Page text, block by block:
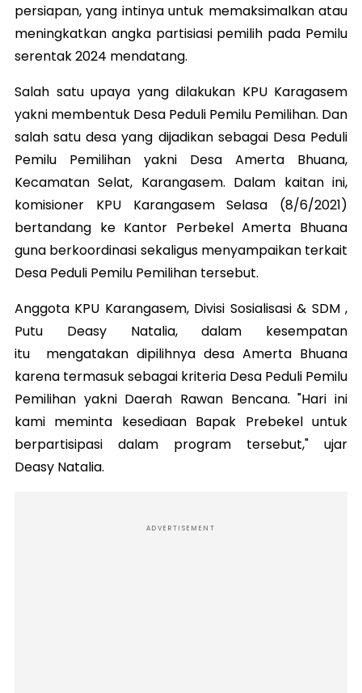
persiapan, yang intinya untuk memaksimalkan atau
meningkatkan angka partisiasi pemilih pada Pemilu
serentak 2024 mendatang.
Salah satu upaya yang dilakukan KPU Karagasem
yakni membentuk Desa Peduli Pemilu Pemilihan. Dan
salah satu desa yang dijadikan sebagai Desa Peduli
Pemilu Pemilihan yakni Desa Amerta Bhuana,
Kecamatan Selat, Karangasem. Dalam kaitan ini,
komisioner KPU Karangasem Selasa (8/6/2021)
bertandang ke Kantor Perbekel Amerta Bhuana
guna berkoordinasi sekaligus menyampaikan terkait
Desa Peduli Pemilu Pemilihan tersebut.
Anggota KPU Karangasem, Divisi Sosialisasi & SDM ,
Putu Deasy Natalia, dalam kesempatan
itu mengatakan dipilihnya desa Amerta Bhuana
karena termasuk sebagai kriteria Desa Peduli Pemilu
Pemilihan yakni Daerah Rawan Bencana. "Hari ini
kami meminta kesediaan Bapak Prebekel untuk
berpartisipasi dalam program tersebut," ujar
Deasy Natalia.
ADVERTISEMENT